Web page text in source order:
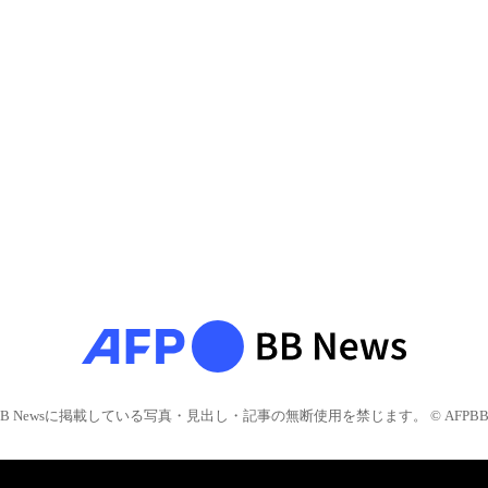
Newsに掲載している写真・見出し・記事の無断使用を禁じます。 © AFPBB